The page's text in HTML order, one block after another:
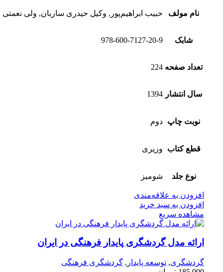
نام مولف حبیب ابراهیم‌پور, وکیل حیدری ساربان, ولی نعمتی
شابک 978-600-7127-20-9
تعداد صفحه 224
سال انتشار 1394
نوبت چاپ دوم
قطع کتاب وزیری
نوع جلد شومیز
افزودن به علاقه‌مندی
افزودن به سبد خرید
مشاهده سریع
ارائه مدل گردشگری پایدار فرهنگی در ایران
گردشگری, توسعه پایدار , گردشگری فرهنگی